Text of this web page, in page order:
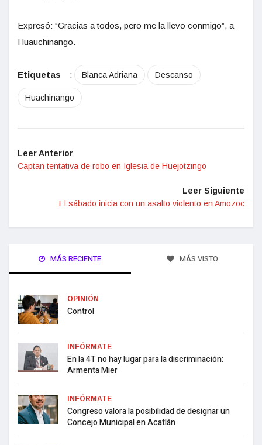
Expresó: “Gracias a todos, pero me la llevo conmigo”, a
Huauchinango.
Etiquetas : Blanca Adriana Descanso
Huachinango
Leer Anterior
Captan tentativa de robo en Iglesia de Huejotzingo
Leer Siguiente
El sábado inicia con un asalto violento en Amozoc
MÁS RECIENTE MÁS VISTO
OPINIÓN
Control
INFÓRMATE
En la 4T no hay lugar para la discriminación:
Armenta Mier
INFÓRMATE
Congreso valora la posibilidad de designar un
Concejo Municipal en Acatlán